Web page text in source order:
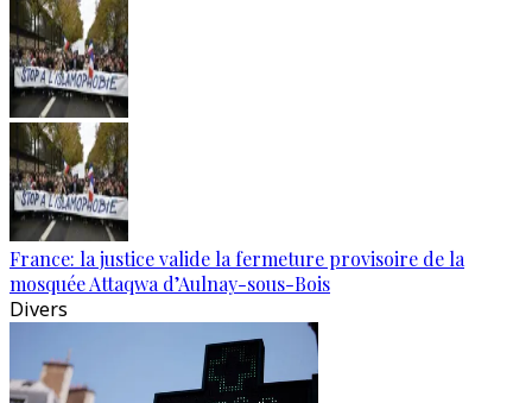
France: la justice valide la fermeture provisoire de la
mosquée Attaqwa d’Aulnay-sous-Bois
Divers